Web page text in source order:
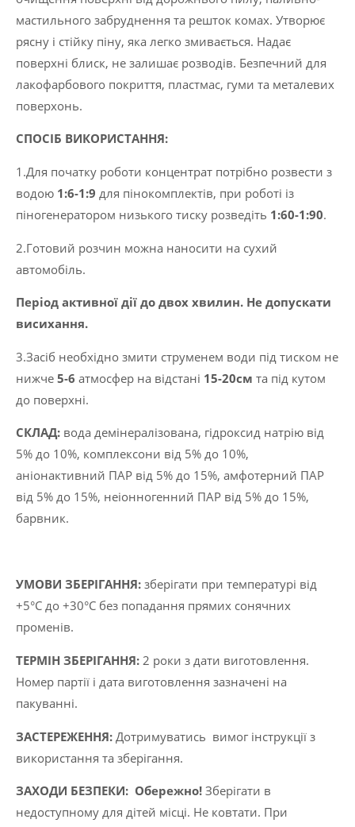
мастильного забруднення та решток комах. Утворює
рясну і стійку піну, яка легко змивається. Надає
поверхні блиск, не залишає розводів. Безпечний для
лакофарбового покриття, пластмас, гуми та металевих
поверхонь.
СПОСІБ ВИКОРИСТАННЯ:
1.Для початку роботи концентрат потрібно розвести з
водою 1:6-1:9 для пінокомплектів, при роботі із
піногенератором низького тиску розведіть 1:60-1:90.
2.Готовий розчин можна наносити на сухий
автомобіль.
Період активної дії до двох хвилин. Не допускати
висихання.
3.Засіб необхідно змити струменем води під тиском не
нижче 5-6 атмосфер на відстані 15-20см та під кутом
до поверхні.
CКЛАД: вода демінералізована, гідроксид натрію від
5% до 10%, комплексони від 5% до 10%,
аніонактивний ПАР від 5% до 15%, амфотерний ПАР
від 5% до 15%, неіонногенний ПАР від 5% до 15%,
барвник.
УМОВИ ЗБЕРІГАННЯ: зберігати при температурі від
+5°C до +30°C без попадання прямих сонячних
променів.
ТЕРМІН ЗБЕРІГАННЯ: 2 роки з дати виготовлення.
Номер партії і дата виготовлення зазначені на
пакуванні.
ЗАСТЕРЕЖЕННЯ: Дотримуватись вимог інструкції з
використання та зберігання.
ЗАХОДИ БЕЗПЕКИ: Обережно! Зберігати в
недоступному для дітей місці. Не ковтати. При